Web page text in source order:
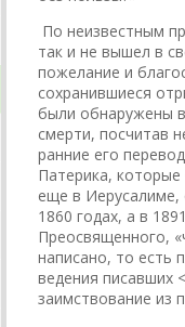
По неизвестным
так и не вышел в
пожелание и
сохранившиеся
были обнаружены
смерти, посчитав
ранние его
Патерика,
еще в
1860 годах, а в
Преосвященного,
написано, то есть
ведения писавших
заимствование из